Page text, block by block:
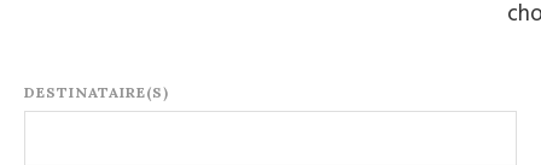
DESTINATAIRE(S)